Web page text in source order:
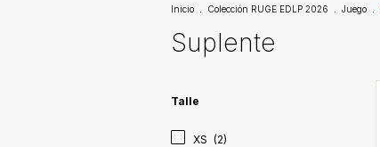
Inicio Colección RUGE EDLP 2026 Juego
Suplente
Talle
XS (2)